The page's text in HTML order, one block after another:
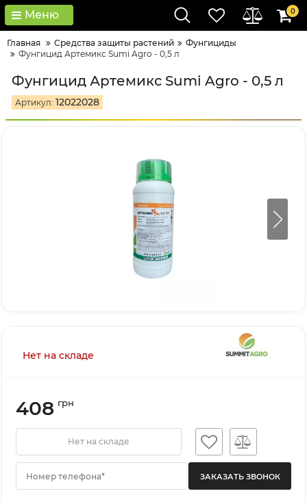
Меню 0
Главная Средства защиты растений
Фунгициды
Фунгицид Артемикс Sumi Agro - 0,5 л
Фунгицид Артемикс Sumi Agro - 0,5 л
Артикул: 12022028
Нет на складе
408 грн
Нет на складе
Номер телефона*